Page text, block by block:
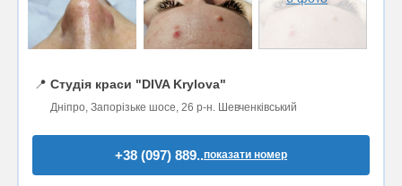
📍 Студія краси "DIVA Krylova"
Дніпро, Запорізьке шосе, 26 р-н. Шевченківський
+38 (097) 889..показати номер